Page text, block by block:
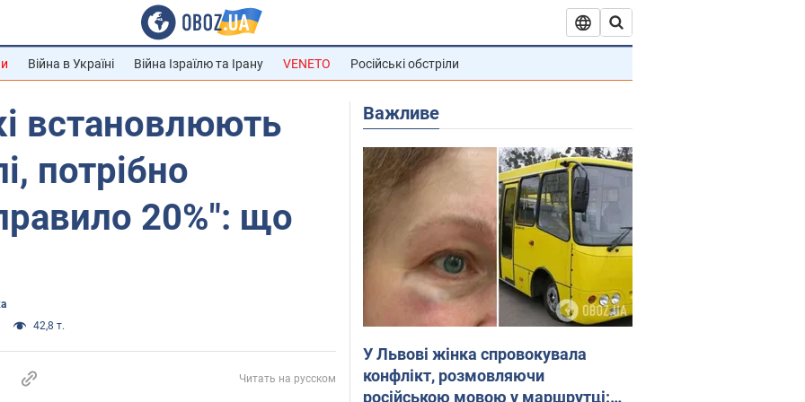
Війна в Україні Війна Ізраїлю та Ірану VENETO Російські обстріли
встановлюють
потрібно
20%": що
42,8 т.
Читать на русском
Важливе
У Львові жінка спровокувала
конфлікт, розмовляючи
російською мовою у маршрутці: